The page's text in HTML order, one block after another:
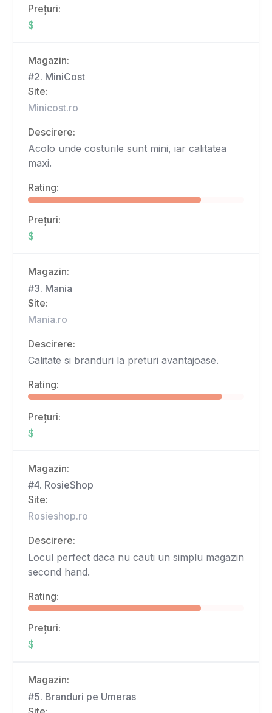
Prețuri:
$
Magazin:
#2. MiniCost
Site:
Minicost.ro
Descirere:
Acolo unde costurile sunt mini, iar calitatea
maxi.
Rating:
Prețuri:
$
Magazin:
#3. Mania
Site:
Mania.ro
Descirere:
Calitate si branduri la preturi avantajoase.
Rating:
Prețuri:
$
Magazin:
#4. RosieShop
Site:
Rosieshop.ro
Descirere:
Locul perfect daca nu cauti un simplu magazin
second hand.
Rating:
Prețuri:
$
Magazin:
#5. Branduri pe Umeras